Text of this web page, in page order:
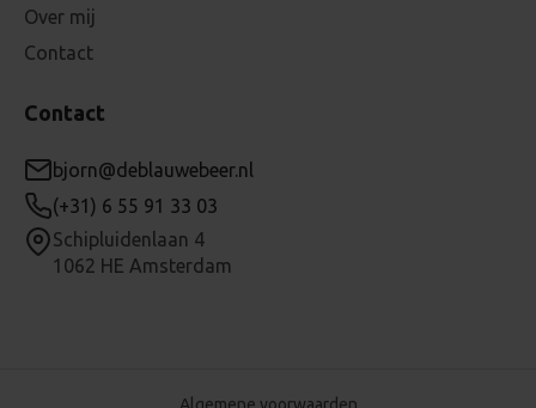
Over mij
Contact
Contact
bjorn@deblauwebeer.nl
(+31) 6 55 91 33 03
Schipluidenlaan 4
1062 HE Amsterdam